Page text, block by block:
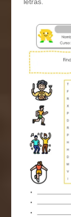
letras.